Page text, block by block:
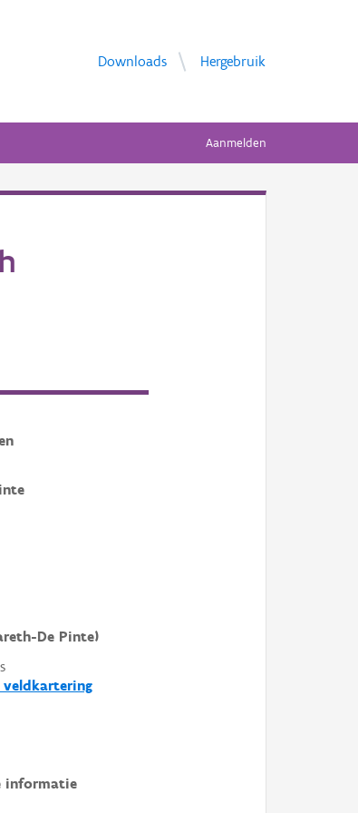
Downloads Hergebruik
Aanmelden
De Pinte)
veldkartering
informatie